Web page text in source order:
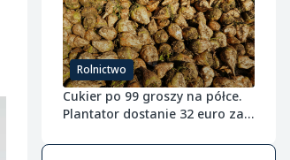
Rolnictwo
Cukier po 99 groszy na półce.
Plantator dostanie 32 euro za